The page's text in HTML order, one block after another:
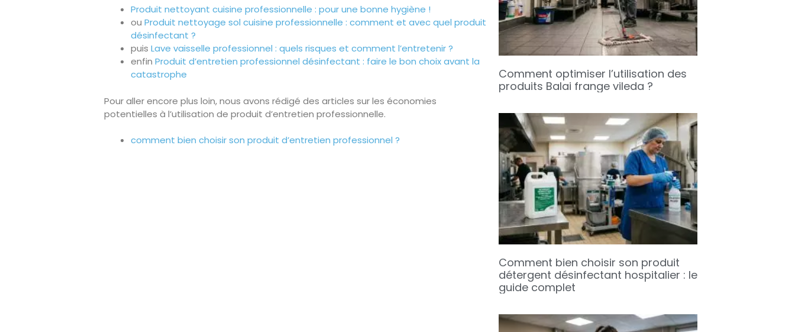
Produit nettoyant cuisine professionnelle : pour une bonne hygiène !
ou Produit nettoyage sol cuisine professionnelle : comment et avec quel produit
désinfectant ?
puis Lave vaisselle professionnel : quels risques et comment l’entretenir ?
enfin Produit d’entretien professionnel désinfectant : faire le bon choix avant la
catastrophe
Pour aller encore plus loin, nous avons rédigé des articles sur les économies
potentielles à l’utilisation de produit d’entretien professionnelle.
comment bien choisir son produit d’entretien professionnel ?
Comment optimiser l’utilisation des
produits Balai frange vileda ?
Comment bien choisir son produit
détergent désinfectant hospitalier : le
guide complet